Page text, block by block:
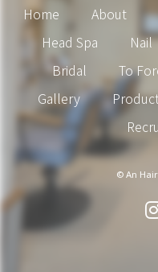
Home About
Head Spa
Nail
Bridal
To
Gallery
© An